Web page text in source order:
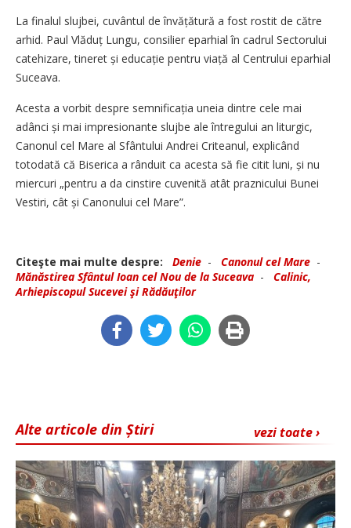
La finalul slujbei, cuvântul de învățătură a fost rostit de către
arhid. Paul Vlăduț Lungu, consilier eparhial în cadrul Sectorului
catehizare, tineret și educație pentru viață al Centrului eparhial
Suceava.
Acesta a vorbit despre semni­ficația uneia dintre cele mai
adânci și mai impresionante slujbe ale întregului an liturgic,
Canonul cel Mare al Sfântului Andrei Criteanul, explicând
totodată că Biserica a rânduit ca acesta să fie citit luni, și nu
miercuri „pentru a da cinstire cuvenită atât praznicului Bunei
Vestiri, cât și Canonului cel Mare”.
Citeşte mai multe despre: Denie - Canonul cel Mare -
Mănăstirea Sfântul Ioan cel Nou de la Suceava - Calinic,
Arhiepiscopul Sucevei şi Rădăuţilor
vezi toate ›
Alte articole din Știri